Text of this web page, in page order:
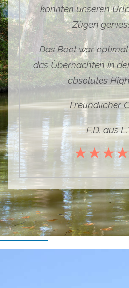
konnten unseren
Zügen
Das Boot war
das Übernachten in
absolutes
Freundlicher
F.D. aus L.